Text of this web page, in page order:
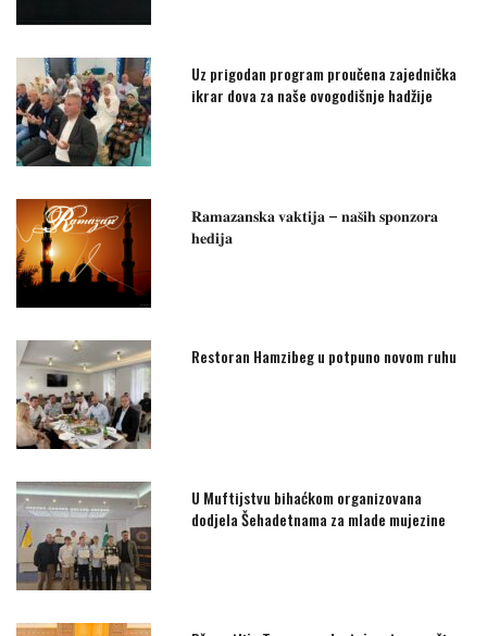
Uz prigodan program proučena zajednička
ikrar dova za naše ovogodišnje hadžije
𝐑𝐚𝐦𝐚𝐳𝐚𝐧𝐬𝐤𝐚 𝐯𝐚𝐤𝐭𝐢𝐣𝐚 – 𝐧𝐚𝐬̌𝐢𝐡 𝐬𝐩𝐨𝐧𝐳𝐨𝐫𝐚
𝐡𝐞𝐝𝐢𝐣𝐚
Restoran Hamzibeg u potpuno novom ruhu
U Muftijstvu bihaćkom organizovana
dodjela Šehadetnama za mlade mujezine